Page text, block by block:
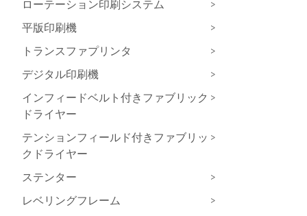
ローテーション印刷システム
>
平版印刷機
>
トランスファプリンタ
>
デジタル印刷機
>
インフィードベルト付きファブリック
ドライヤー
>
テンションフィールド付きファブリッ
クドライヤー
>
ステンター
>
レベリングフレーム
>